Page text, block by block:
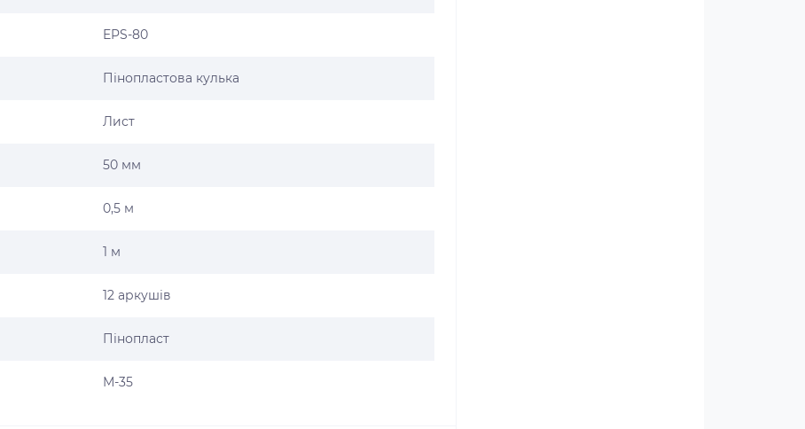
EPS-80
Пінопластова кулька
Лист
50 мм
0,5 м
1 м
12 аркушів
Пінопласт
М-35